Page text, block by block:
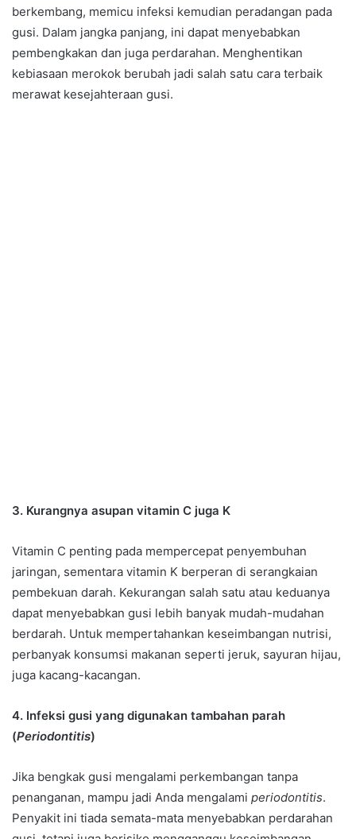
berkembang, memicu infeksi kemudian peradangan pada
gusi. Dalam jangka panjang, ini dapat menyebabkan
pembengkakan dan juga perdarahan. Menghentikan
kebiasaan merokok berubah jadi salah satu cara terbaik
merawat kesejahteraan gusi.
3. Kurangnya asupan vitamin C juga K
Vitamin C penting pada mempercepat penyembuhan
jaringan, sementara vitamin K berperan di serangkaian
pembekuan darah. Kekurangan salah satu atau keduanya
dapat menyebabkan gusi lebih banyak mudah-mudahan
berdarah. Untuk mempertahankan keseimbangan nutrisi,
perbanyak konsumsi makanan seperti jeruk, sayuran hijau,
juga kacang-kacangan.
4. Infeksi gusi yang digunakan tambahan parah
(Periodontitis)
Jika bengkak gusi mengalami perkembangan tanpa
penanganan, mampu jadi Anda mengalami periodontitis.
Penyakit ini tiada semata-mata menyebabkan perdarahan